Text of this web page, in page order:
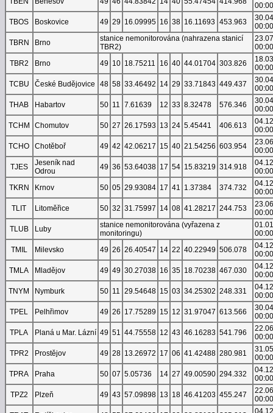
00:00
TBOS
Boskovice 49 29 16.09995 16 38 16.11693 453.963
00:00
TBRN
Brno
stanice nemonitorována (nahrazena stanicí
TBR2)
00:00
TBR2
Brno 49 10 18.75211 16 40 44.01704 303.826
00:00
TCBU
České Budějovice 48 58 33.46492 14 29 33.71843 449.437
00:00
THAB
Habartov 50 11 7.61639 12 33 8.32478 576.346
00:00
TCHM
Chomutov 50 27 26.17593 13 24 5.45441 406.613
00:00
TCHO
Chotěboř 49 42 42.06217 15 40 21.54256 603.954
00:00
TJES
Jeseník nad
Odrou
49 36 53.64038 17 54 15.83219 314.918
00:00
TKRN
Krnov 50 05 29.93084 17 41 1.37384 374.732
00:00
TLIT
Litoměřice 50 32 31.75997 14 08 41.28217 244.753
00:00
TLUB
Luby
stanice nemonitorována (vyřazena z
monitoringu)
00:00
TMIL
Milevsko 49 26 26.40547 14 22 40.22949 506.078
00:00
TMLA
Mladějov 49 49 30.27038 16 35 18.70238 467.030
00:00
TNYM
Nymburk 50 11 29.54648 15 03 34.25302 248.331
00:00
TPEL
Pelhřimov 49 26 17.75289 15 12 31.97047 613.566
00:00
TPLA
Planá u Mar. Lázní 49 51 44.75558 12 43 46.16283 541.796
00:00
TPR2
Prostějov 49 28 13.26972 17 06 41.42488 280.981
00:00
TPRA
Praha 50 07 5.05736 14 27 49.00590 294.332
00:00
TPZ2
Plzeň 49 43 57.09898 13 18 46.41203 455.247
00:00